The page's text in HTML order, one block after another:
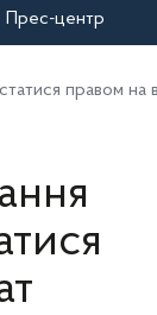
Прес-центр
правом на